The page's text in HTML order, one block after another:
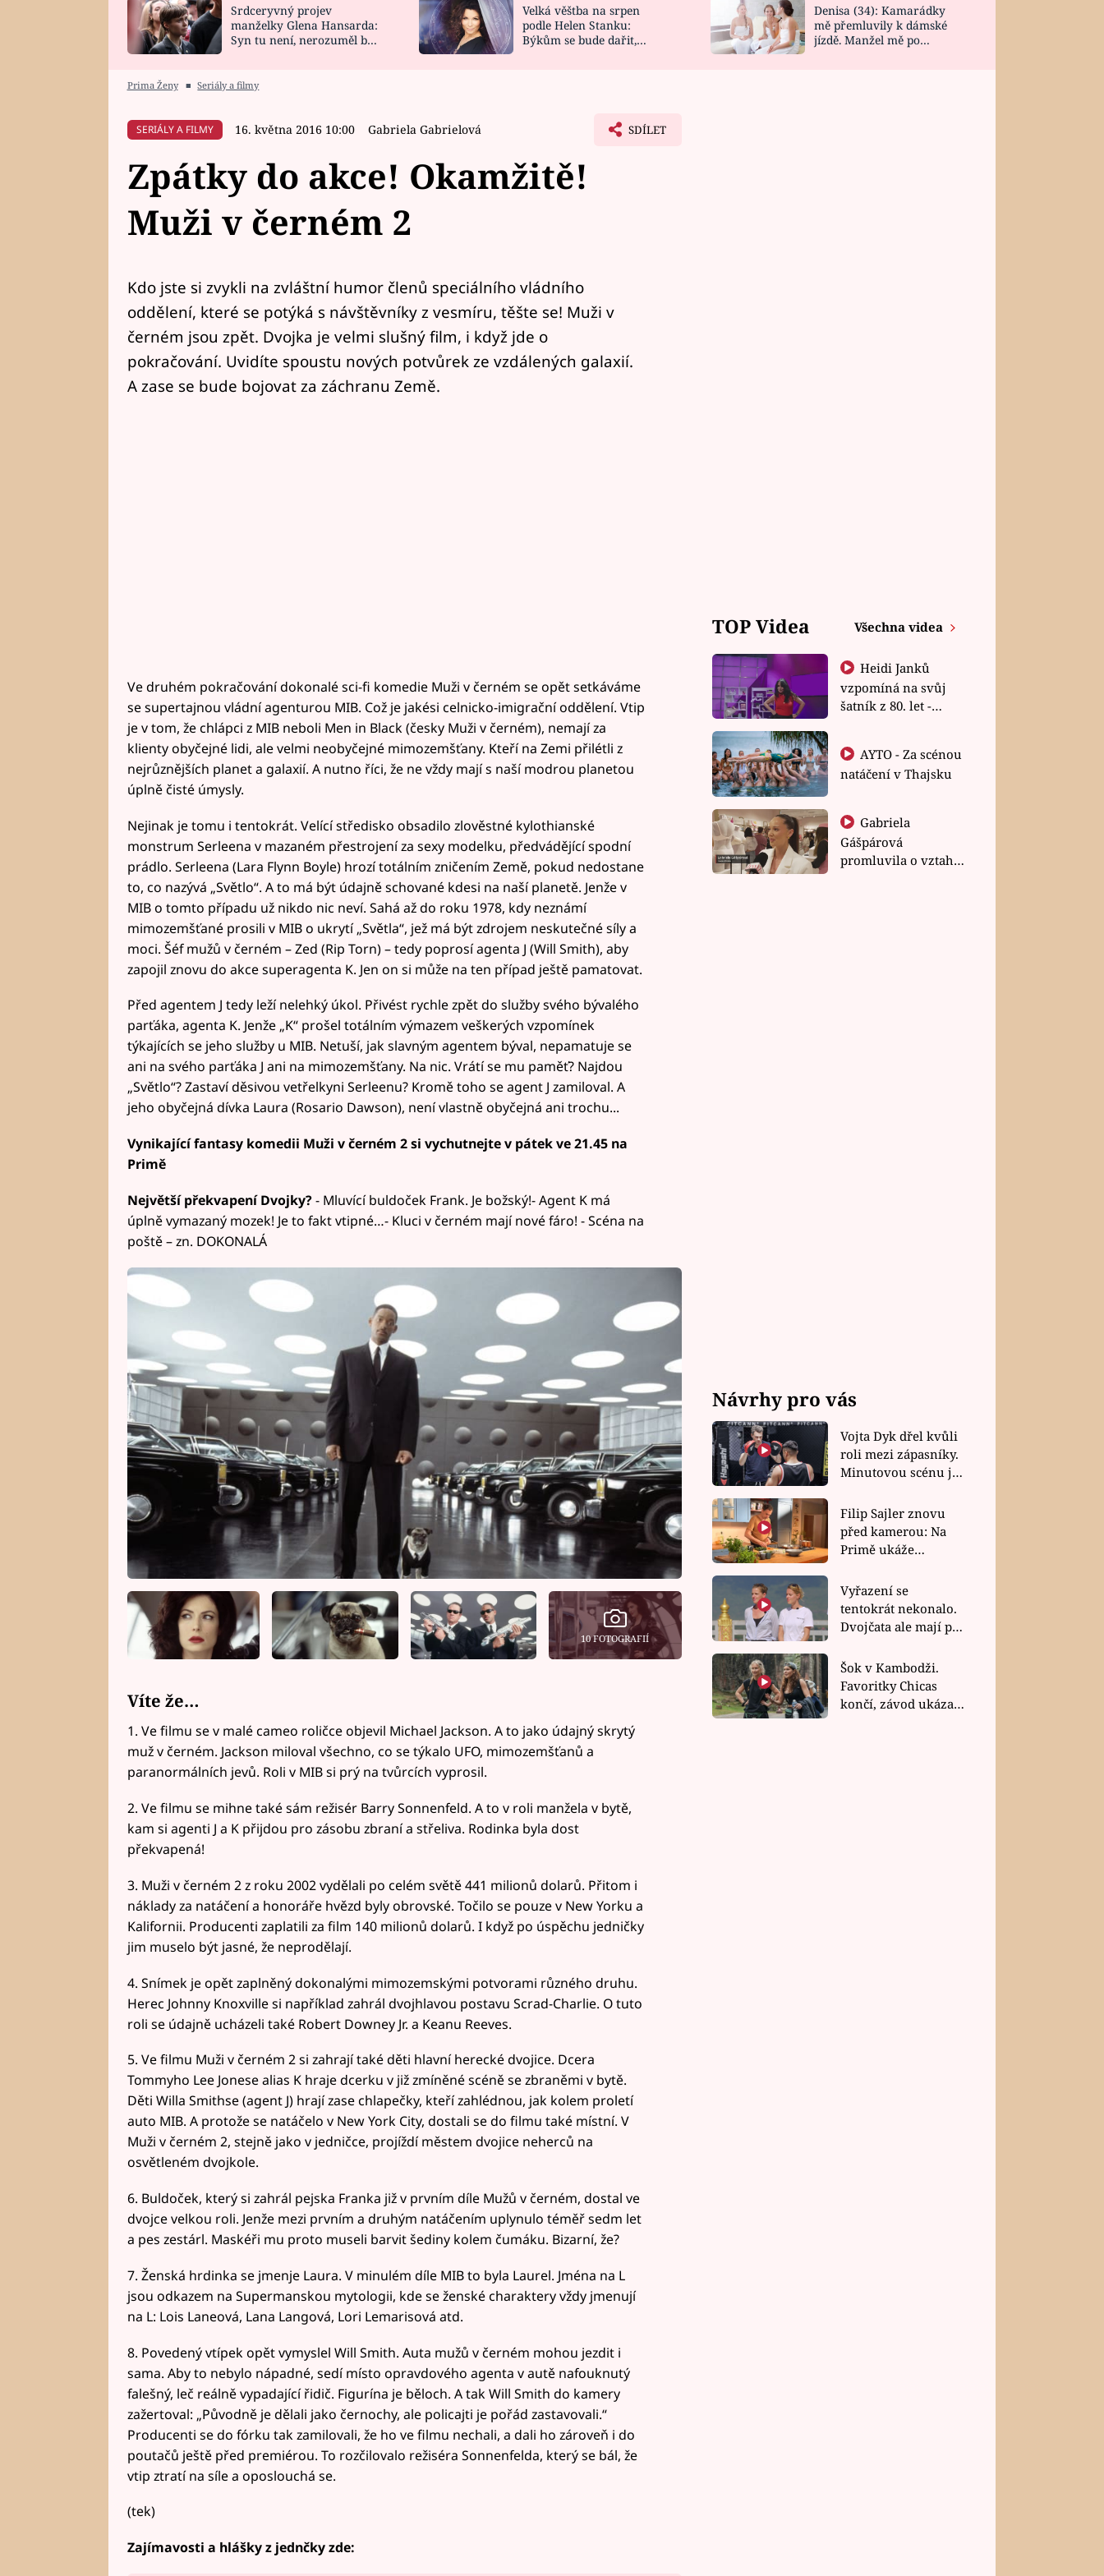
HOROSKOP NA
CELEBRITY
VAŘENÍ
NOVINKY
VIDEORECEPTY
DESIGN
Srdceryvný projev
manželky Glena Hansarda:
Syn tu není, nerozuměl by
Velká věštba na srpen
podle Helen Stanku:
Býkům se bude dařit,
Denisa (34): Kamarádky
mě přemluvily k dámské
jízdě. Manžel mě po
Prima Ženy ■ Seriály a filmy
SERIÁLY A FILMY 16. května 2016 10:00 Gabriela Gabrielová SDÍLET
Zpátky do akce! Okamžitě!
Muži v černém 2
Kdo jste si zvykli na zvláštní humor členů speciálního vládního
oddělení, které se potýká s návštěvníky z vesmíru, těšte se! Muži v
černém jsou zpět. Dvojka je velmi slušný film, i když jde o
pokračování. Uvidíte spoustu nových potvůrek ze vzdálených galaxií.
A zase se bude bojovat za záchranu Země.
Ve druhém pokračování dokonalé sci-fi komedie Muži v černém se opět setkáváme
se supertajnou vládní agenturou MIB. Což je jakési celnicko-imigrační oddělení. Vtip
je v tom, že chlápci z MIB neboli Men in Black (česky Muži v černém), nemají za
klienty obyčejné lidi, ale velmi neobyčejné mimozemšťany. Kteří na Zemi přilétli z
nejrůznějších planet a galaxií. A nutno říci, že ne vždy mají s naší modrou planetou
úplně čisté úmysly.
Nejinak je tomu i tentokrát. Velící středisko obsadilo zlověstné kylothianské
monstrum Serleena v mazaném přestrojení za sexy modelku, předvádějící spodní
prádlo. Serleena (Lara Flynn Boyle) hrozí totálním zničením Země, pokud nedostane
to, co nazývá „Světlo“. A to má být údajně schované kdesi na naší planetě. Jenže v
MIB o tomto případu už nikdo nic neví. Sahá až do roku 1978, kdy neznámí
mimozemšťané prosili v MIB o ukrytí „Světla“, jež má být zdrojem neskutečné síly a
moci. Šéf mužů v černém – Zed (Rip Torn) – tedy poprosí agenta J (Will Smith), aby
zapojil znovu do akce superagenta K. Jen on si může na ten případ ještě pamatovat.
Před agentem J tedy leží nelehký úkol. Přivést rychle zpět do služby svého bývalého
parťáka, agenta K. Jenže „K“ prošel totálním výmazem veškerých vzpomínek
týkajících se jeho služby u MIB. Netuší, jak slavným agentem býval, nepamatuje se
ani na svého parťáka J ani na mimozemšťany. Na nic. Vrátí se mu paměť? Najdou
„Světlo“? Zastaví děsivou vetřelkyni Serleenu? Kromě toho se agent J zamiloval. A
jeho obyčejná dívka Laura (Rosario Dawson), není vlastně obyčejná ani trochu...
Vynikající fantasy komedii Muži v černém 2 si vychutnejte v pátek ve 21.45 na
Primě
Největší překvapení Dvojky?- Mluvící buldoček Frank. Je božský!- Agent K má
úplně vymazaný mozek! Je to fakt vtipné…- Kluci v černém mají nové fáro! - Scéna na
poště – zn. DOKONALÁ
10 FOTOGRAFIÍ
Víte že…
1. Ve filmu se v malé cameo roličce objevil Michael Jackson. A to jako údajný skrytý
muž v černém. Jackson miloval všechno, co se týkalo UFO, mimozemšťanů a
paranormálních jevů. Roli v MIB si prý na tvůrcích vyprosil.
2. Ve filmu se mihne také sám režisér Barry Sonnenfeld. A to v roli manžela v bytě,
kam si agenti J a K přijdou pro zásobu zbraní a střeliva. Rodinka byla dost
překvapená!
3. Muži v černém 2 z roku 2002 vydělali po celém světě 441 milionů dolarů. Přitom i
náklady za natáčení a honoráře hvězd byly obrovské. Točilo se pouze v New Yorku a
Kalifornii. Producenti zaplatili za film 140 milionů dolarů. I když po úspěchu jedničky
jim muselo být jasné, že neprodělají.
4. Snímek je opět zaplněný dokonalými mimozemskými potvorami různého druhu.
Herec Johnny Knoxville si například zahrál dvojhlavou postavu Scrad-Charlie. O tuto
roli se údajně ucházeli také Robert Downey Jr. a Keanu Reeves.
5. Ve filmu Muži v černém 2 si zahrají také děti hlavní herecké dvojice. Dcera
Tommyho Lee Jonese alias K hraje dcerku v již zmíněné scéně se zbraněmi v bytě.
Děti Willa Smithse (agent J) hrají zase chlapečky, kteří zahlédnou, jak kolem proletí
auto MIB. A protože se natáčelo v New York City, dostali se do filmu také místní. V
Muži v černém 2, stejně jako v jedničce, projíždí městem dvojice neherců na
osvětleném dvojkole.
6. Buldoček, který si zahrál pejska Franka již v prvním díle Mužů v černém, dostal ve
dvojce velkou roli. Jenže mezi prvním a druhým natáčením uplynulo téměř sedm let
a pes zestárl. Maskéři mu proto museli barvit šediny kolem čumáku. Bizarní, že?
7. Ženská hrdinka se jmenje Laura. V minulém díle MIB to byla Laurel. Jména na L
jsou odkazem na Supermanskou mytologii, kde se ženské charaktery vždy jmenují
na L: Lois Laneová, Lana Langová, Lori Lemarisová atd.
8. Povedený vtípek opět vymyslel Will Smith. Auta mužů v černém mohou jezdit i
sama. Aby to nebylo nápadné, sedí místo opravdového agenta v autě nafouknutý
falešný, leč reálně vypadající řidič. Figurína je běloch. A tak Will Smith do kamery
zažertoval: „Původně je dělali jako černochy, ale policajti je pořád zastavovali.“
Producenti se do fórku tak zamilovali, že ho ve filmu nechali, a dali ho zároveň i do
poutačů ještě před premiérou. To rozčilovalo režiséra Sonnenfelda, který se bál, že
vtip ztratí na síle a oposlouchá se.
(tek)
Zajímavosti a hlášky z jednčky zde:
TOP Videa Všechna videa
Heidi Janků
vzpomíná na svůj
šatník z 80. let -
natáčení v Thajsku
Gabriela
Gášpárová
promluvila o vztahu
Návrhy pro vás
Vojta Dyk dřel kvůli
roli mezi zápasníky.
Minutovou scénu jel
Filip Sajler znovu
před kamerou: Na
Primě ukáže
rychlé recepty
Vyřazení se
tentokrát nekonalo.
Dvojčata ale mají po
závodu nůž na krku
Šok v Kambodži.
Favoritky Chicas
končí, závod ukázal